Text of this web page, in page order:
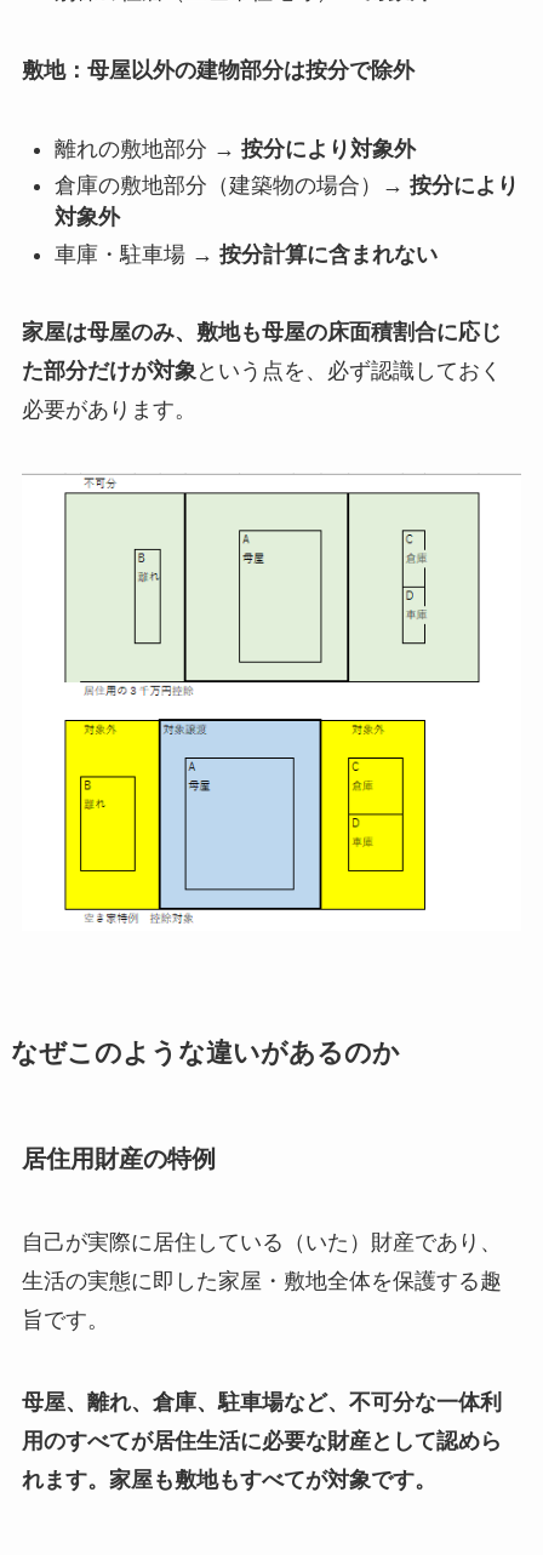
敷地：母屋以外の建物部分は按分で除外
離れの敷地部分 → 按分により対象外
倉庫の敷地部分（建築物の場合）→ 按分により
対象外
車庫・駐車場 → 按分計算に含まれない
家屋は母屋のみ、敷地も母屋の床面積割合に応じ
た部分だけが対象という点を、必ず認識しておく
必要があります。
なぜこのような違いがあるのか
居住用財産の特例
自己が実際に居住している（いた）財産であり、
生活の実態に即した家屋・敷地全体を保護する趣
旨です。
母屋、離れ、倉庫、駐車場など、不可分な一体利
用のすべてが居住生活に必要な財産として認めら
れます。家屋も敷地もすべてが対象です。